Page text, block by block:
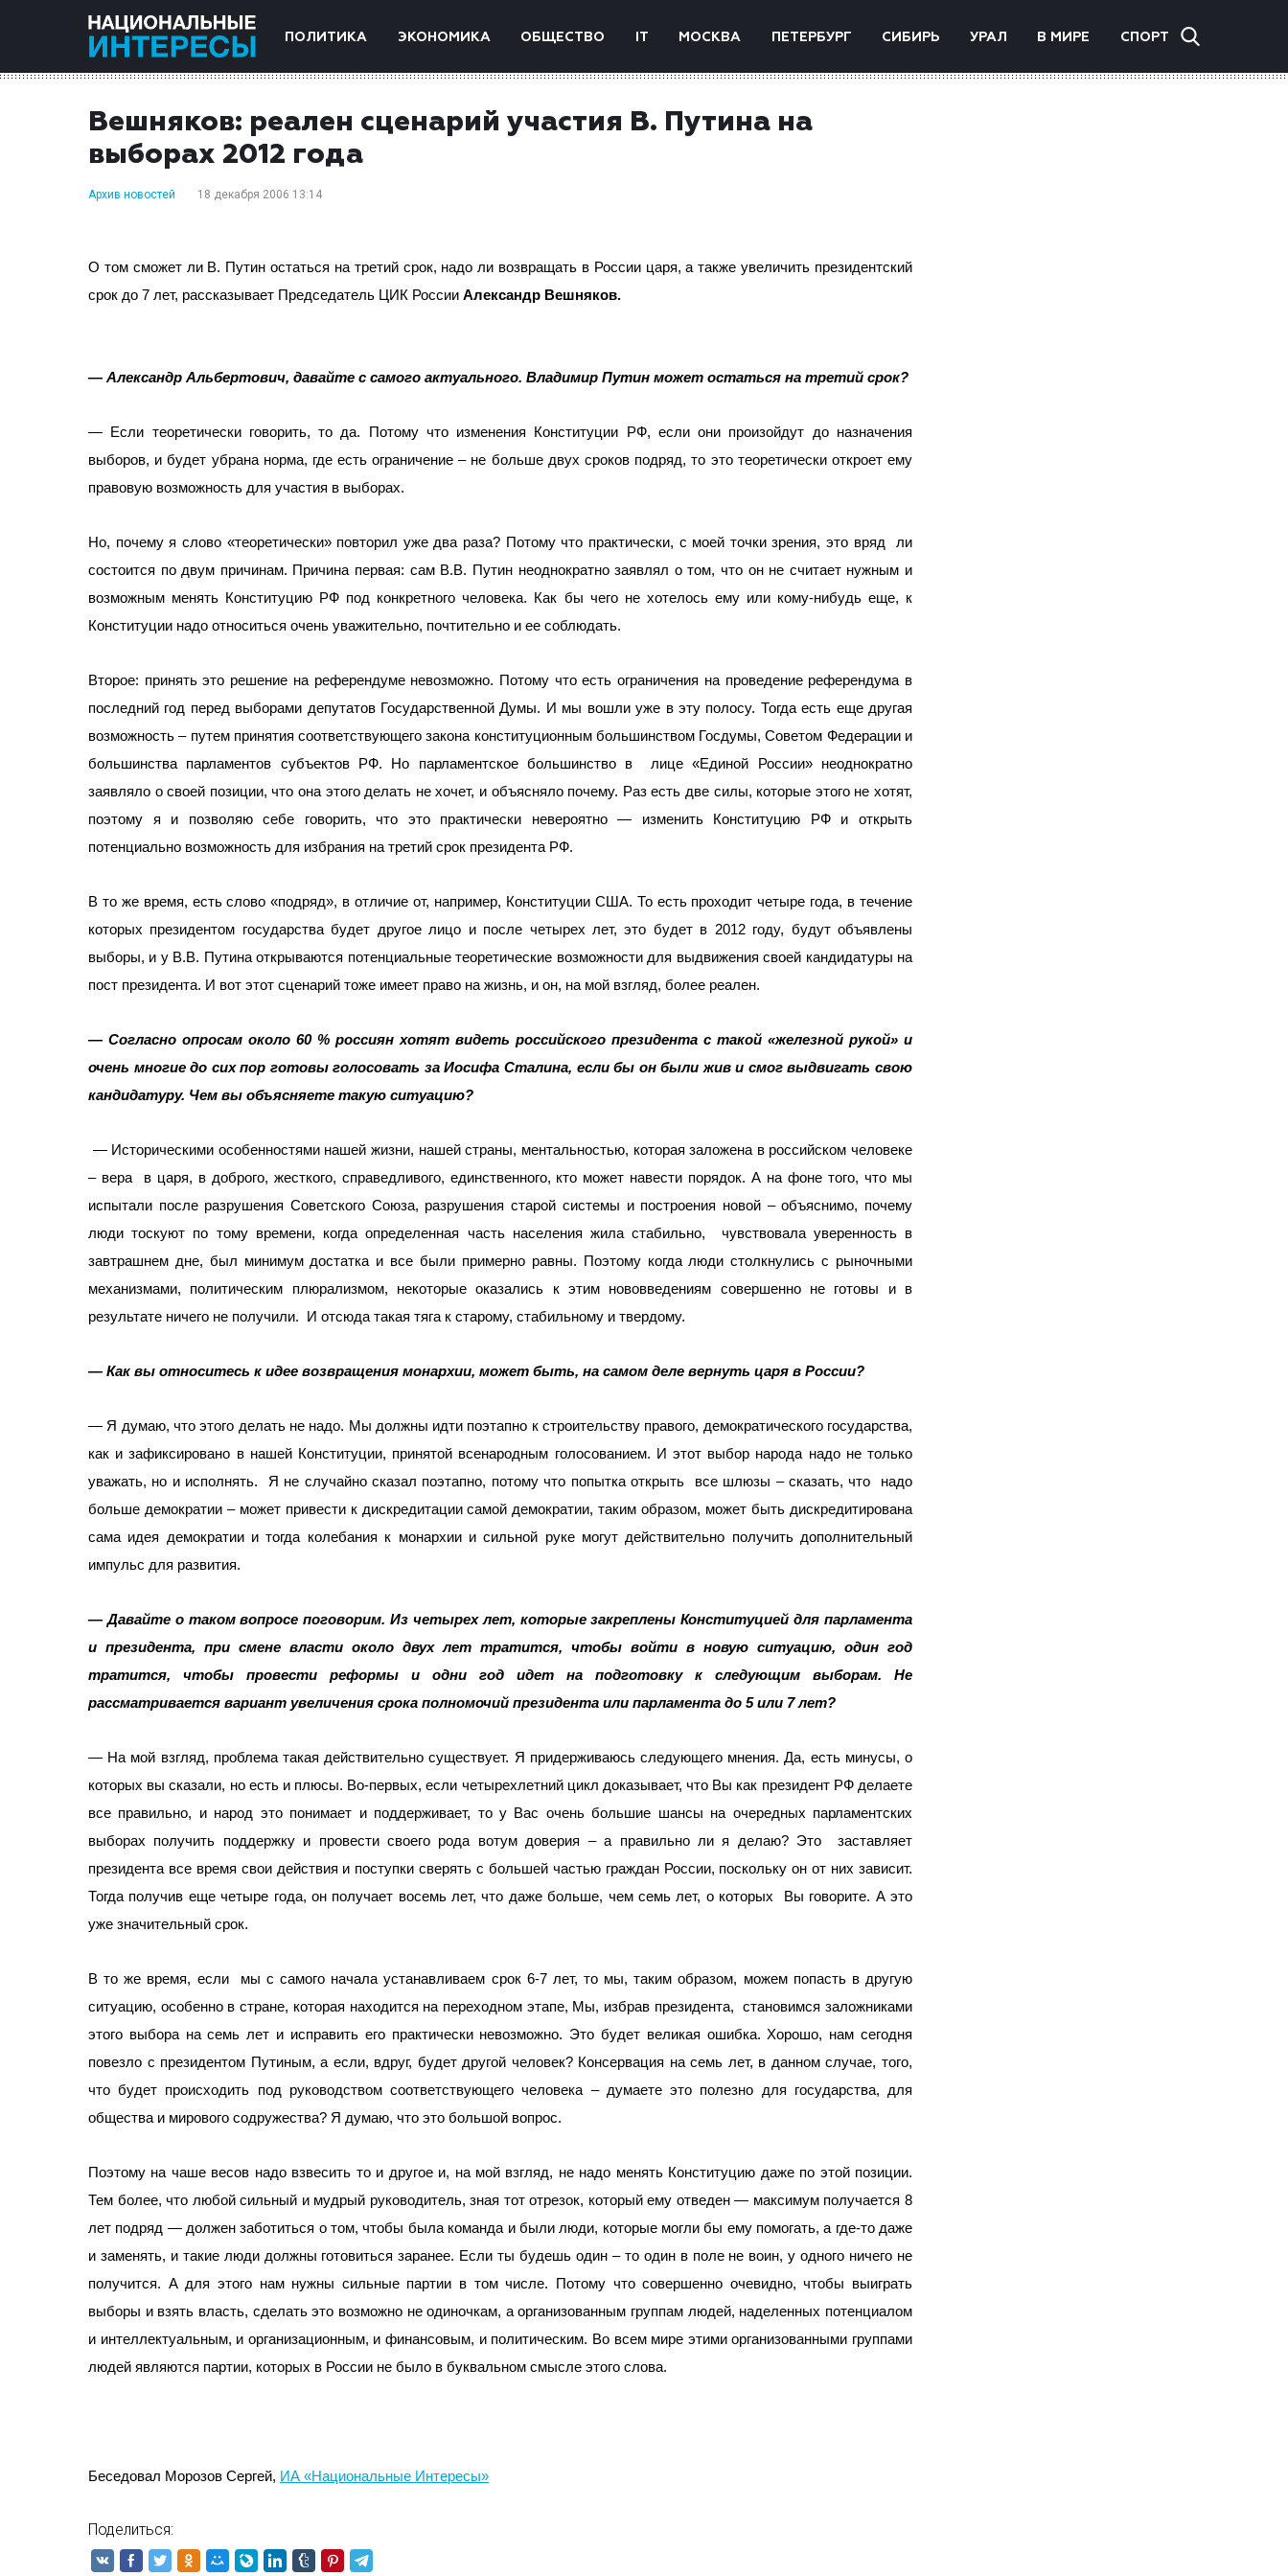
ПОЛИТИКА ЭКОНОМИКА ОБЩЕСТВО IT МОСКВА ПЕТЕРБУРГ СИБИРЬ УРАЛ В МИРЕ СПОРТ
Вешняков: реален сценарий участия В. Путина на
выборах 2012 года
Архив новостей 18 декабря 2006 13:14
О том сможет ли В. Путин остаться на третий срок, надо ли возвращать в России царя, а также увеличить президентский
срок до 7 лет, рассказывает Председатель ЦИК России Александр Вешняков.
— Александр Альбертович, давайте с самого актуального. Владимир Путин может остаться на третий срок?
— Если теоретически говорить, то да. Потому что изменения Конституции РФ, если они произойдут до назначения
выборов, и будет убрана норма, где есть ограничение – не больше двух сроков подряд, то это теоретически откроет ему
правовую возможность для участия в выборах.
Но, почему я слово «теоретически» повторил уже два раза? Потому что практически, с моей точки зрения, это вряд
ли
состоится по двум причинам. Причина первая: сам В.В. Путин неоднократно заявлял о том, что он не считает нужным и
возможным менять Конституцию РФ под конкретного человека. Как бы чего не хотелось ему или кому-нибудь еще, к
Конституции надо относиться очень уважительно, почтительно и ее соблюдать.
Второе: принять это решение на референдуме невозможно. Потому что есть ограничения на проведение референдума в
последний год перед выборами депутатов Государственной Думы. И мы вошли уже в эту полосу. Тогда есть еще другая
возможность – путем принятия соответствующего закона конституционным большинством Госдумы, Советом Федерации и
большинства парламентов субъектов РФ. Но парламентское большинство в
лице «Единой России» неоднократно
заявляло о своей позиции, что она этого делать не хочет, и объясняло почему. Раз есть две силы, которые этого не хотят,
поэтому я и позволяю себе говорить, что это практически невероятно — изменить Конституцию РФ и открыть
потенциально возможность для избрания на третий срок президента РФ.
В то же время, есть слово «подряд», в отличие от, например, Конституции США. То есть проходит четыре года, в течение
которых президентом государства будет другое лицо и после четырех лет, это будет в 2012 году, будут объявлены
выборы, и у В.В. Путина открываются потенциальные теоретические возможности для выдвижения своей кандидатуры на
пост президента. И вот этот сценарий тоже имеет право на жизнь, и он, на мой взгляд, более реален.
— Согласно опросам около 60 % россиян хотят видеть российского президента с такой «железной рукой» и
очень многие до сих пор готовы голосовать за Иосифа Сталина, если бы он были жив и смог выдвигать свою
кандидатуру. Чем вы объясняете такую ситуацию?
— Историческими особенностями нашей жизни, нашей страны, ментальностью, которая заложена в российском человеке
– вера
в царя, в доброго, жесткого, справедливого, единственного, кто может навести порядок. А на фоне того, что мы
испытали после разрушения Советского Союза, разрушения старой системы и построения новой – объяснимо, почему
люди тоскуют по тому времени, когда определенная часть населения жила стабильно,
чувствовала уверенность в
завтрашнем дне, был минимум достатка и все были примерно равны. Поэтому когда люди столкнулись с рыночными
механизмами, политическим плюрализмом, некоторые оказались к этим нововведениям совершенно не готовы и в
результате ничего не получили.
И отсюда такая тяга к старому, стабильному и твердому.
— Как вы относитесь к идее возвращения монархии, может быть, на самом деле вернуть царя в России?
— Я думаю, что этого делать не надо. Мы должны идти поэтапно к строительству правого, демократического государства,
как и зафиксировано в нашей Конституции, принятой всенародным голосованием. И этот выбор народа надо не только
уважать, но и исполнять.
Я не случайно сказал поэтапно, потому что попытка открыть все шлюзы – сказать, что
надо
больше демократии – может привести к дискредитации самой демократии, таким образом, может быть дискредитирована
сама идея демократии и тогда колебания к монархии и сильной руке могут действительно получить дополнительный
импульс для развития.
— Давайте о таком вопросе поговорим. Из четырех лет, которые закреплены Конституцией для парламента
и президента, при смене власти около двух лет тратится, чтобы войти в новую ситуацию, один год
тратится, чтобы провести реформы и одни год идет на подготовку к следующим выборам. Не
рассматривается вариант увеличения срока полномочий президента или парламента до 5 или 7 лет?
— На мой взгляд, проблема такая действительно существует. Я придерживаюсь следующего мнения. Да, есть минусы, о
которых вы сказали, но есть и плюсы. Во-первых, если четырехлетний цикл доказывает, что Вы как президент РФ делаете
все правильно, и народ это понимает и поддерживает, то у Вас очень большие шансы на очередных парламентских
выборах получить поддержку и провести своего рода вотум доверия – а правильно ли я делаю? Это
заставляет
президента все время свои действия и поступки сверять с большей частью граждан России, поскольку он от них зависит.
Тогда получив еще четыре года, он получает восемь лет, что даже больше, чем семь лет, о которых
Вы говорите. А это
уже значительный срок.
В то же время, если
мы с самого начала устанавливаем срок 6-7 лет, то мы, таким образом, можем попасть в другую
ситуацию, особенно в стране, которая находится на переходном этапе, Мы, избрав президента,
становимся заложниками
этого выбора на семь лет и исправить его практически невозможно. Это будет великая ошибка. Хорошо, нам сегодня
повезло с президентом Путиным, а если, вдруг, будет другой человек? Консервация на семь лет, в данном случае, того,
что будет происходить под руководством соответствующего человека – думаете это полезно для государства, для
общества и мирового содружества? Я думаю, что это большой вопрос.
Поэтому на чаше весов надо взвесить то и другое и, на мой взгляд, не надо менять Конституцию даже по этой позиции.
Тем более, что любой сильный и мудрый руководитель, зная тот отрезок, который ему отведен — максимум получается 8
лет подряд — должен заботиться о том, чтобы была команда и были люди, которые могли бы ему помогать, а где-то даже
и заменять, и такие люди должны готовиться заранее. Если ты будешь один – то один в поле не воин, у одного ничего не
получится. А для этого нам нужны сильные партии в том числе. Потому что совершенно очевидно, чтобы выиграть
выборы и взять власть, сделать это возможно не одиночкам, а организованным группам людей, наделенных потенциалом
и интеллектуальным, и организационным, и финансовым, и политическим. Во всем мире этими организованными группами
людей являются партии, которых в России не было в буквальном смысле этого слова.
Беседовал Морозов Сергей, ИА «Национальные Интересы»
Поделиться: